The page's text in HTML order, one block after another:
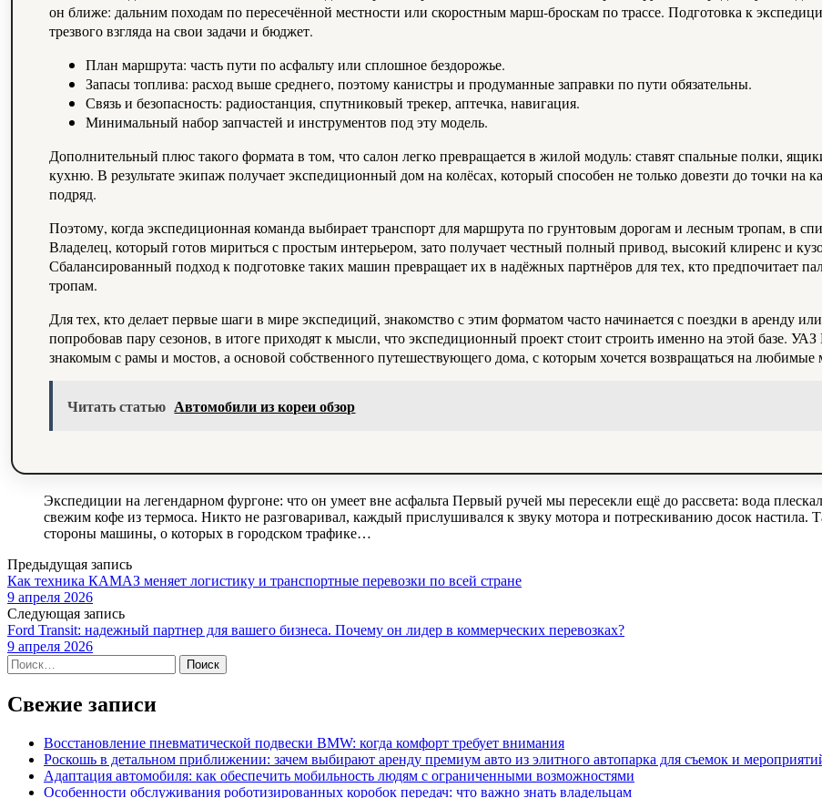
он ближе: дальним походам по пересечённой местности или скоростным марш-броскам по трассе. Подготовка к
трезвого взгляда на свои задачи и бюджет.
План маршрута: часть пути по асфальту или сплошное бездорожье.
Запасы топлива: расход выше среднего, поэтому канистры и продуманные заправки по пути обязательны.
Связь и безопасность: радиостанция, спутниковый трекер, аптечка, навигация.
Минимальный набор запчастей и инструментов под эту модель.
Дополнительный плюс такого формата в том, что салон легко превращается в жилой модуль: ставят спальные полки,
кухню. В результате экипаж получает экспедиционный дом на колёсах, который способен не только довезти до точки на
подряд.
Поэтому, когда экспедиционная команда выбирает транспорт для маршрута по грунтовым дорогам и лесным тропам, в
Владелец, который готов мириться с простым интерьером, зато получает честный полный привод, высокий клиренс и
Сбалансированный подход к подготовке таких машин превращает их в надёжных партнёров для тех, кто предпочитает
тропам.
Для тех, кто делает первые шаги в мире экспедиций, знакомство с этим форматом часто начинается с поездки в аренду
попробовав пару сезонов, в итоге приходят к мысли, что экспедиционный проект стоит строить именно на этой базе.
знакомым с рамы и мостов, а основой собственного путешествующего дома, с которым хочется возвращаться на любимые
Читать статью Автомобили из кореи обзор
Экспедиции на легендарном фургоне: что он умеет вне асфальта Первый ручей мы пересекли ещё до рассвета: вода
свежим кофе из термоса. Никто не разговаривал, каждый прислушивался к звуку мотора и потрескиванию досок
стороны машины, о которых в городском трафике…
Предыдущая запись
Как техника КАМАЗ меняет логистику и транспортные перевозки по всей стране
9 апреля 2026
Следующая запись
Ford Transit: надежный партнер для вашего бизнеса. Почему он лидер в коммерческих перевозках?
9 апреля 2026
Найти:
Свежие записи
Восстановление пневматической подвески BMW: когда комфорт требует внимания
Роскошь в детальном приближении: зачем выбирают аренду премиум авто из элитного автопарка для съемок и
Адаптация автомобиля: как обеспечить мобильность людям с ограниченными возможностями
Особенности обслуживания роботизированных коробок передач: что важно знать владельцам